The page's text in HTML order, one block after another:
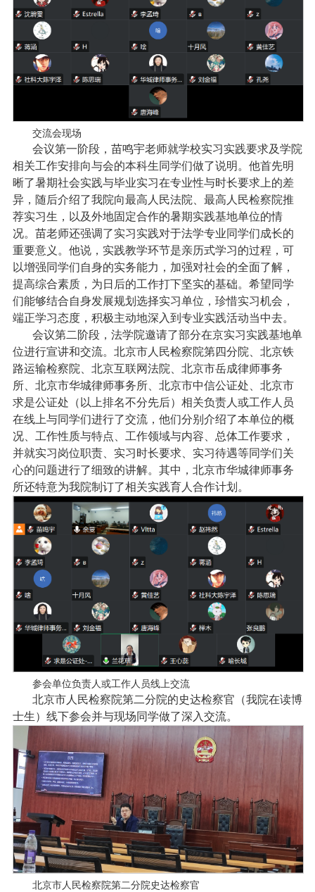
交流会现场
会议第一阶段，苗鸣宇老师就学校实习实践要求及学院
相关工作安排向与会的本科生同学们做了说明。他首先明
晰了暑期社会实践与毕业实习在专业性与时长要求上的差
异，随后介绍了我院向最高人民法院、最高人民检察院推
荐实习生，以及外地固定合作的暑期实践基地单位的情
况。苗老师还强调了实习实践对于法学专业同学们成长的
重要意义。他说，实践教学环节是亲历式学习的过程，可
以增强同学们自身的实务能力，加强对社会的全面了解，
提高综合素质，为日后的工作打下坚实的基础。希望同学
们能够结合自身发展规划选择实习单位，珍惜实习机会，
端正学习态度，积极主动地深入到专业实践活动当中去。
会议第二阶段，法学院邀请了部分在京实习实践基地单
位进行宣讲和交流。北京市人民检察院第四分院、北京铁
路运输检察院、北京互联网法院、北京市岳成律师事务
所、北京市华城律师事务所、北京市中信公证处、北京市
求是公证处（以上排名不分先后）相关负责人或工作人员
在线上与同学们进行了交流，他们分别介绍了本单位的概
况、工作性质与特点、工作领域与内容、总体工作要求，
并就实习岗位职责、实习时长要求、实习待遇等同学们关
心的问题进行了细致的讲解。其中，北京市华城律师事务
所还特意为我院制订了相关实践育人合作计划。
参会单位负责人或工作人员线上交流
北京市人民检察院第二分院的史达检察官（我院在读博
士生）线下参会并与现场同学做了深入交流。
北京市人民检察院第二分院史达检察官